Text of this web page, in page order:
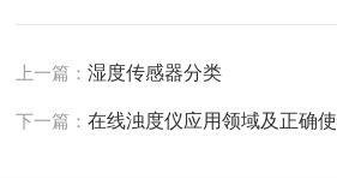
上一篇：湿度传感器分类
下一篇：在线浊度仪应用领域及正确